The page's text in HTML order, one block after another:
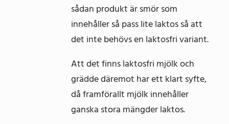
sådan produkt är smör som
innehåller så pass lite laktos så att
det inte behövs en laktosfri variant.
Att det finns laktosfri mjölk och
grädde däremot har ett klart syfte,
då framförallt mjölk innehåller
ganska stora mängder laktos.